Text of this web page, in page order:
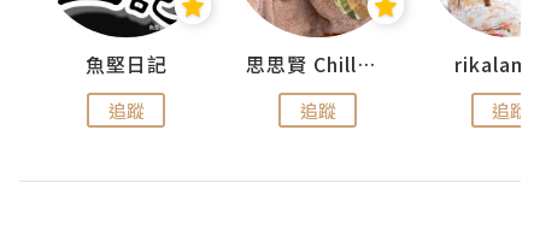
魚堅日記
追蹤
思思賢 ChillMyBabe
追蹤 追蹤